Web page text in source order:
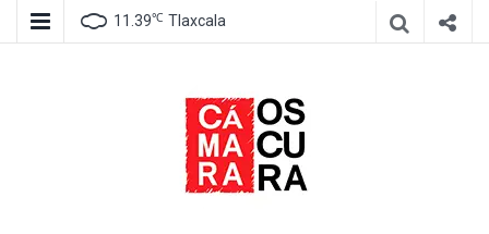
11.39℃ Tlaxcala